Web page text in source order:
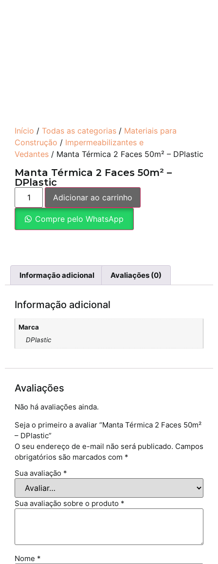
Início / Todas as categorias / Materiais para
Construção / Impermeabilizantes e
Vedantes / Manta Térmica 2 Faces 50m² – DPlastic
Manta Térmica 2 Faces 50m² –
DPlastic
Adicionar ao carrinho
Compre pelo WhatsApp
Informação adicional Avaliações (0)
Informação adicional
Marca
DPlastic
Avaliações
Não há avaliações ainda.
Seja o primeiro a avaliar “Manta Térmica 2 Faces 50m²
– DPlastic”
O seu endereço de e-mail não será publicado. Campos
obrigatórios são marcados com *
Sua avaliação *
Sua avaliação sobre o produto *
Nome *